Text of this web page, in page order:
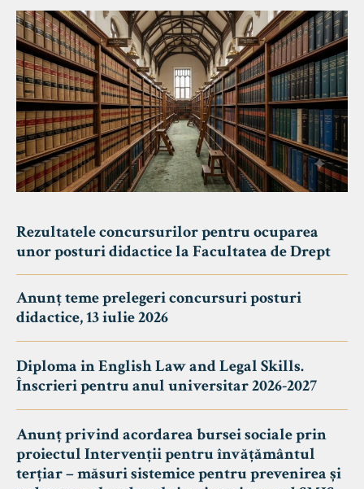
Rezultatele concursurilor pentru ocuparea
unor posturi didactice la Facultatea de Drept
Anunț teme prelegeri concursuri posturi
didactice, 13 iulie 2026
Diploma in English Law and Legal Skills.
Înscrieri pentru anul universitar 2026-2027
Anunț privind acordarea bursei sociale prin
proiectul Intervenții pentru învățământul
terțiar – măsuri sistemice pentru prevenirea și